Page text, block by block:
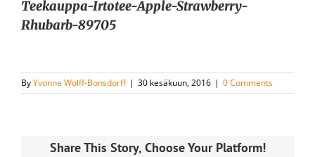
Teekauppa-Irtotee-Apple-Strawberry-
Rhubarb-89705
ByYvonne Wolff-Bonsdorff | 30 kesäkuun, 2016 | 0 Comments
Share This Story, Choose Your Platform!